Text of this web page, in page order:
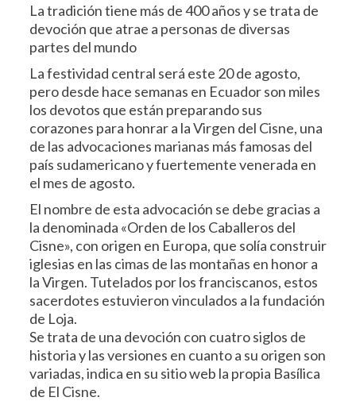
La tradición tiene más de 400 años y se trata de
devoción que atrae a personas de diversas
partes del mundo
La festividad central será este 20 de agosto,
pero desde hace semanas en Ecuador son miles
los devotos que están preparando sus
corazones para honrar a la Virgen del Cisne, una
de las advocaciones marianas más famosas del
país sudamericano y fuertemente venerada en
el mes de agosto.
El nombre de esta advocación se debe gracias a
la denominada «Orden de los Caballeros del
Cisne», con origen en Europa, que solía construir
iglesias en las cimas de las montañas en honor a
la Virgen. Tutelados por los franciscanos, estos
sacerdotes estuvieron vinculados a la fundación
de Loja.
Se trata de una devoción con cuatro siglos de
historia y las versiones en cuanto a su origen son
variadas, indica en su sitio web la propia Basílica
de El Cisne.